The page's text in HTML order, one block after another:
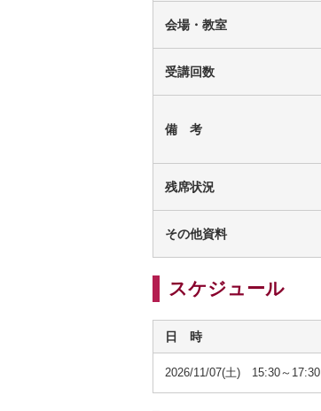
会場・教室
受講回数
備 考
残席状況
その他資料
スケジュール
日 時
2026/11/07(土) 15:30～17:30